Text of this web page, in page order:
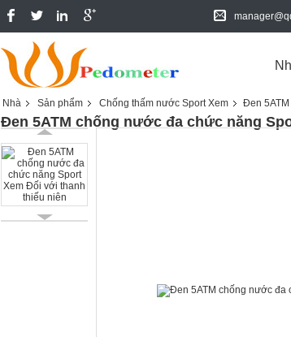
Nhà Sản phẩm Chống thấm nước Sport Xem Đen
Đen 5ATM chống nước đa chức năng